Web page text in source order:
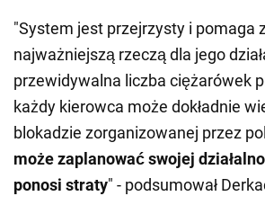
"System jest przejrzysty i pomaga
najważniejszą rzeczą dla jego
przewidywalna liczba ciężarówek
każdy kierowca może dokładnie
blokadzie zorganizowanej przez
może zaplanować swojej
ponosi straty" - podsumował